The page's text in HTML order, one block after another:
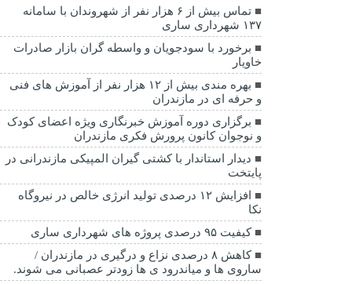
تماس بیش از ۶ هزار نفر از شهروندان با سامانه
۱۳۷ شهرداری ساری
برخورد با سودجویان و واسطه گران بازار صادرات
خاویار
بهره مندی بیش از ۱۲ هزار نفر از آموزش های فنی
و حرفه ای در مازندران
برگزاری دوره آموزش خبرنگاری ویژه اعضای کودک
و نوجوان کانون پرورش فکری مازندران
دیدار استاندار با کشتی گیران المپیکی مازندرانی در
پایتخت
افزایش ۱۲ درصدی تولید انرژی خالص در نیروگاه
نکا
کیفیت ۹۵ درصدی پروژه های شهرداری ساری
کاهش ۸ درصدی نزاع و درگیری در مازندران /
ساروی ها و میاندرود ی ها زودتر عصبانی می شوند.